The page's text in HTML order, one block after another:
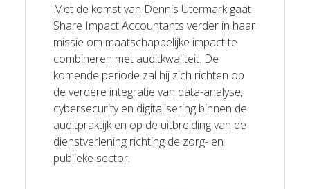
Met de komst van Dennis Utermark gaat
Share Impact Accountants verder in haar
missie om maatschappelijke impact te
combineren met auditkwaliteit. De
komende periode zal hij zich richten op
de verdere integratie van data-analyse,
cybersecurity en digitalisering binnen de
auditpraktijk en op de uitbreiding van de
dienstverlening richting de zorg- en
publieke sector.